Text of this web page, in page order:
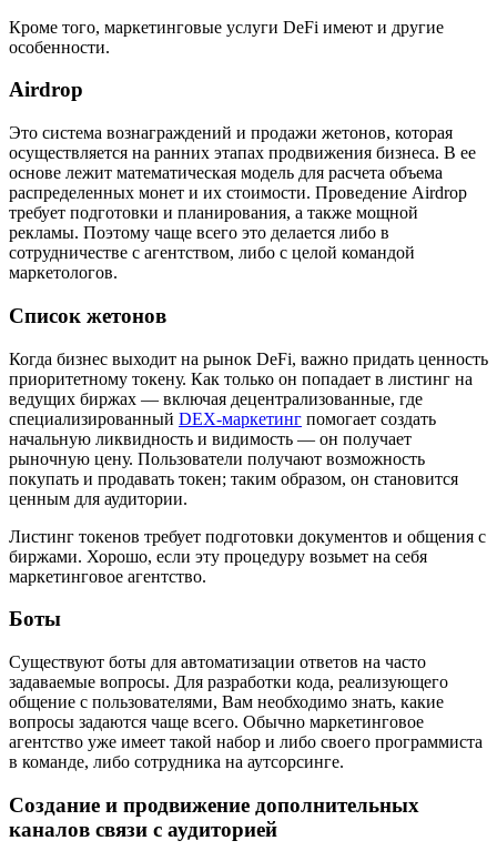
Кроме того, маркетинговые услуги DeFi имеют и другие
особенности.
Airdrop
Это система вознаграждений и продажи жетонов, которая
осуществляется на ранних этапах продвижения бизнеса. В ее
основе лежит математическая модель для расчета объема
распределенных монет и их стоимости. Проведение Airdrop
требует подготовки и планирования, а также мощной
рекламы. Поэтому чаще всего это делается либо в
сотрудничестве с агентством, либо с целой командой
маркетологов.
Список жетонов
Когда бизнес выходит на рынок DeFi, важно придать ценность
приоритетному токену. Как только он попадает в листинг на
ведущих биржах — включая децентрализованные, где
специализированный DEX-маркетинг помогает создать
начальную ликвидность и видимость — он получает
рыночную цену. Пользователи получают возможность
покупать и продавать токен; таким образом, он становится
ценным для аудитории.
Листинг токенов требует подготовки документов и общения с
биржами. Хорошо, если эту процедуру возьмет на себя
маркетинговое агентство.
Боты
Существуют боты для автоматизации ответов на часто
задаваемые вопросы. Для разработки кода, реализующего
общение с пользователями, Вам необходимо знать, какие
вопросы задаются чаще всего. Обычно маркетинговое
агентство уже имеет такой набор и либо своего программиста
в команде, либо сотрудника на аутсорсинге.
Создание и продвижение дополнительных
каналов связи с аудиторией